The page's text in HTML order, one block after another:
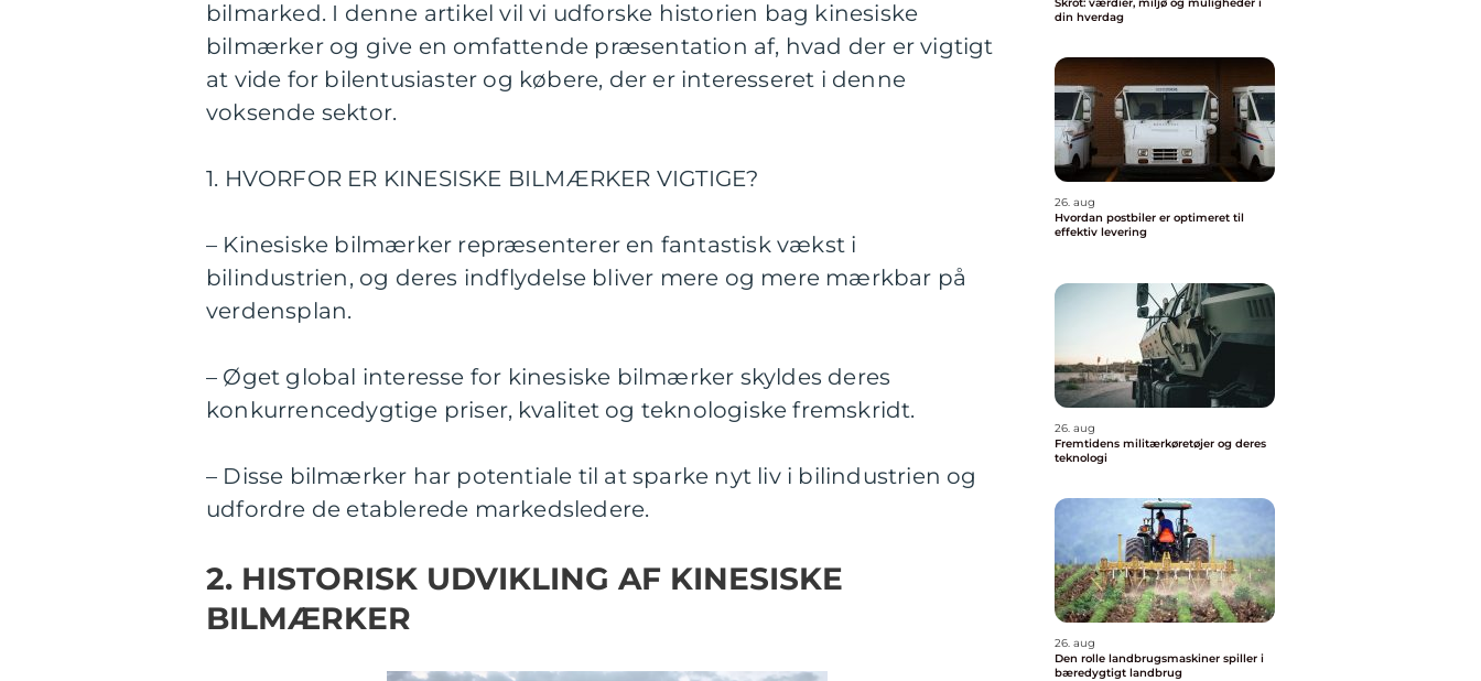
bilmarked. I denne artikel vil vi udforske historien bag kinesiske
bilmærker og give en omfattende præsentation af, hvad der er vigtigt
at vide for bilentusiaster og købere, der er interesseret i denne
voksende sektor.
1. HVORFOR ER KINESISKE BILMÆRKER VIGTIGE?
– Kinesiske bilmærker repræsenterer en fantastisk vækst i
bilindustrien, og deres indflydelse bliver mere og mere mærkbar på
verdensplan.
– Øget global interesse for kinesiske bilmærker skyldes deres
konkurrencedygtige priser, kvalitet og teknologiske fremskridt.
– Disse bilmærker har potentiale til at sparke nyt liv i bilindustrien og
udfordre de etablerede markedsledere.
2. HISTORISK UDVIKLING AF KINESISKE
BILMÆRKER
din hverdag
26. aug
Hvordan postbiler er optimeret til
effektiv levering
26. aug
Fremtidens militærkøretøjer og deres
teknologi
26. aug
Den rolle landbrugsmaskiner spiller i
bæredygtigt landbrug